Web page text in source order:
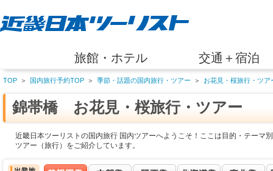
旅館・ホテル 交通＋宿泊
TOP ＞ 国内旅行予約TOP ＞ 季節・話題の国内旅行・ツアー ＞ お花見・桜旅行・ツア
錦帯橋 お花見・桜旅行・ツアー
近畿日本ツーリストの国内旅行 国内ツアーへようこそ！ここは目的・テー
ツアー（旅行）をご紹介しています。